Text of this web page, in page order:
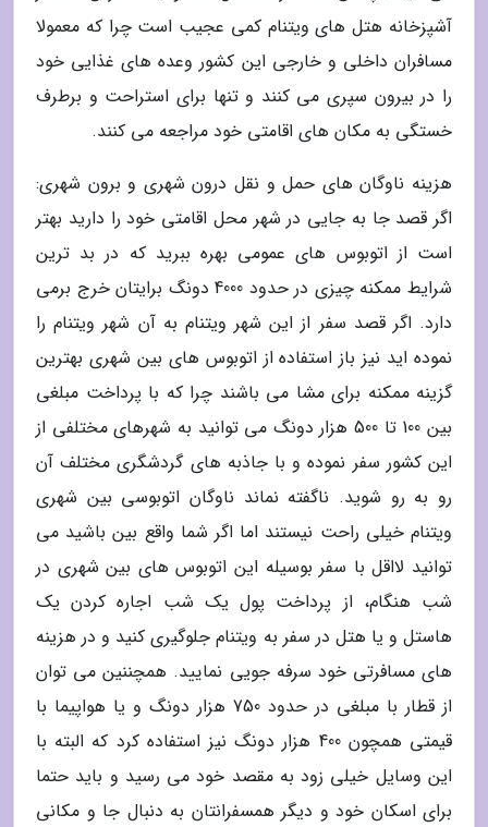
آشپزخانه هتل های ویتنام کمی عجیب است چرا که معمولا
مسافران داخلی و خارجی این کشور وعده های غذایی خود
را در بیرون سپری می کنند و تنها برای استراحت و برطرف
خستگی به مکان های اقامتی خود مراجعه می کنند.
هزینه ناوگان های حمل و نقل درون شهری و برون شهری:
اگر قصد جا به جایی در شهر محل اقامتی خود را دارید بهتر
است از اتوبوس های عمومی بهره ببرید که در بد ترین
شرایط ممکنه چیزی در حدود 4000 دونگ برایتان خرج برمی
دارد. اگر قصد سفر از این شهر ویتنام به آن شهر ویتنام را
نموده اید نیز باز استفاده از اتوبوس های بین شهری بهترین
گزینه ممکنه برای مشا می باشند چرا که با پرداخت مبلغی
بین 100 تا 500 هزار دونگ می توانید به شهرهای مختلفی از
این کشور سفر نموده و با جاذبه های گردشگری مختلف آن
رو به رو شوید. ناگفته نماند ناوگان اتوبوسی بین شهری
ویتنام خیلی راحت نیستند اما اگر شما واقع بین باشید می
توانید لااقل با سفر بوسیله این اتوبوس های بین شهری در
شب هنگام، از پرداخت پول یک شب اجاره کردن یک
هاستل و یا هتل در سفر به ویتنام جلوگیری کنید و در هزینه
های مسافرتی خود سرفه جویی نمایید. همچننین می توان
از قطار با مبلغی در حدود 750 هزار دونگ و یا هواپیما با
قیمتی همچون 400 هزار دونگ نیز استفاده کرد که البته با
این وسایل خیلی زود به مقصد خود می رسید و باید حتما
برای اسکان خود و دیگر همسفرانتان به دنبال جا و مکانی